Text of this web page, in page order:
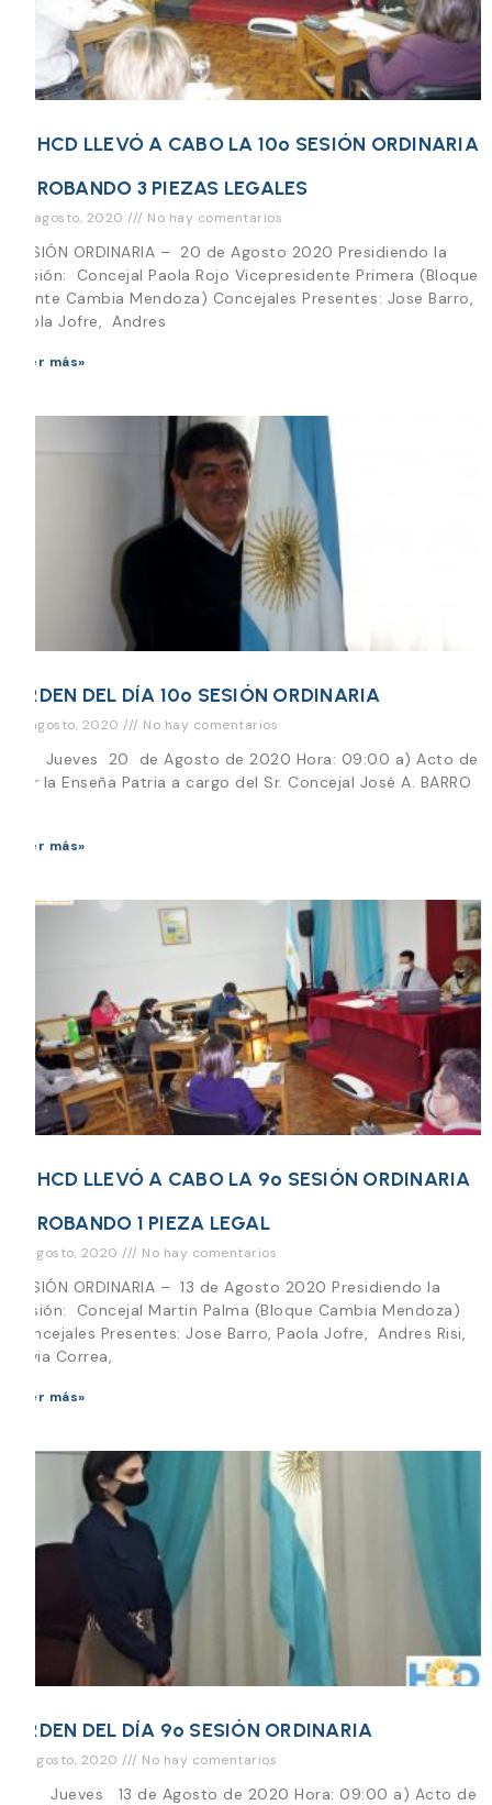
EL HCD LLEVÓ A CABO LA 10º SESIÓN ORDINARIA
APROBANDO 3 PIEZAS LEGALES
20 agosto, 2020 No hay comentarios
SESIÓN ORDINARIA – 20 de Agosto 2020 Presidiendo la
Sesión: Concejal Paola Rojo Vicepresidente Primera (Bloque
Frente Cambia Mendoza) Concejales Presentes: Jose Barro,
Paola Jofre, Andres
Leer más»
ORDEN DEL DÍA 10º SESIÓN ORDINARIA
19 agosto, 2020 No hay comentarios
Día Jueves 20 de Agosto de 2020 Hora: 09:00 a) Acto de
Izar la Enseña Patria a cargo del Sr. Concejal José A. BARRO
Leer más»
EL HCD LLEVÓ A CABO LA 9º SESIÓN ORDINARIA
APROBANDO 1 PIEZA LEGAL
13 agosto, 2020 No hay comentarios
SESIÓN ORDINARIA – 13 de Agosto 2020 Presidiendo la
Sesión: Concejal Martin Palma (Bloque Cambia Mendoza)
Concejales Presentes: Jose Barro, Paola Jofre, Andres Risi,
Silvia Correa,
Leer más»
ORDEN DEL DÍA 9º SESIÓN ORDINARIA
12 agosto, 2020 No hay comentarios
Día Jueves 13 de Agosto de 2020 Hora: 09:00 a) Acto de